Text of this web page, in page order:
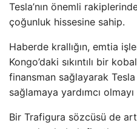
Tesla’nın önemli
çoğunluk hissesine sahip.
Haberde krallığın, emtia
Kongo’daki sıkıntılı bir
finansman sağlayarak
sağlamaya yardımcı
Bir Trafigura sözcüsü de